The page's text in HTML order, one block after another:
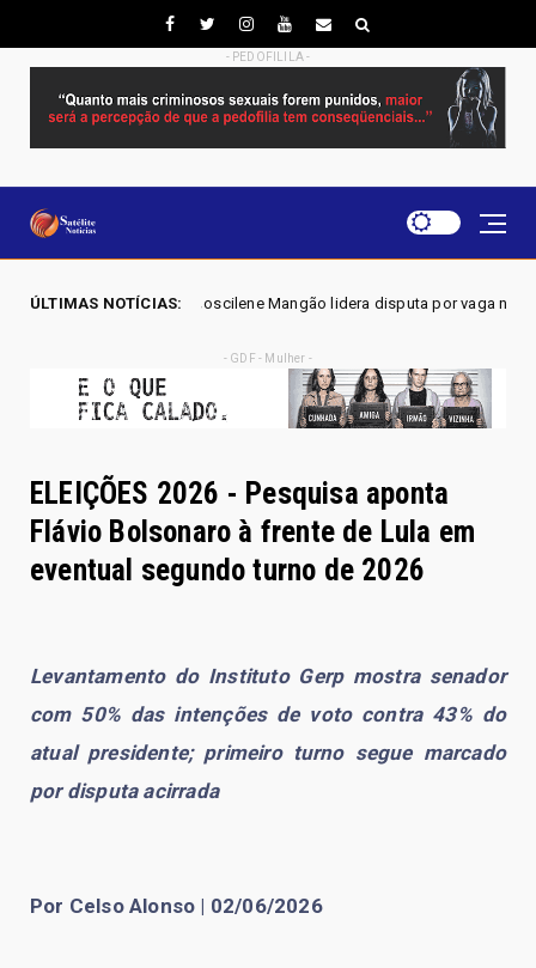
- PEDOFILILA -
ÚLTIMAS NOTÍCIAS:
- Joscilene Mangão lidera disputa por vaga na Alego em Novo Gama,
- GDF - Mulher -
ELEIÇÕES 2026 - Pesquisa aponta
Flávio Bolsonaro à frente de Lula em
eventual segundo turno de 2026
Levantamento do Instituto Gerp mostra senador
com 50% das intenções de voto contra 43% do
atual presidente; primeiro turno segue marcado
por disputa acirrada
Por Celso Alonso | 02/06/2026